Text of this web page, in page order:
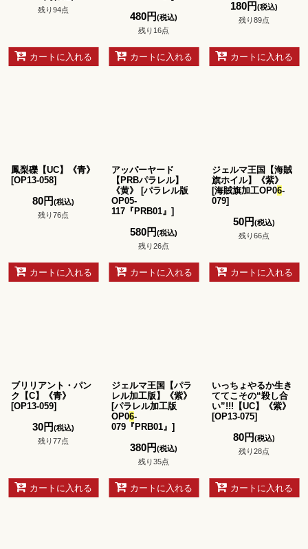
残り94点
カートに入れる
480円(税込)
残り16点
カートに入れる
180円(税込)
残り89点
カートに入れる
鳳梨礫【UC】《青》
[OP13-058]
80円(税込)
残り76点
カートに入れる
アッパーヤード
【PRBパラレル】
《黄》
[パラレル版
OP05-
117『PRB01』 ]
580円(税込)
残り26点
カートに入れる
ジェルマ王国【海賊
旗ホイル】《紫》
[海賊旗加工OP06-
079]
50円(税込)
残り66点
カートに入れる
ブリリアント・パン
ク【C】《青》
[OP13-059]
30円(税込)
残り77点
カートに入れる
ジェルマ王国【パラ
レル加工版】《紫》
[パラレル加工版
OP06-
079『PRB01』 ]
380円(税込)
残り35点
カートに入れる
いっちょやるか生き
ててこその“殺し合
い”!!!【UC】《紫》
[OP13-075]
80円(税込)
残り28点
カートに入れる